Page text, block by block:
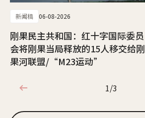
新闻稿 06-08-2026
刚果民主共和国：红十字国际委员
会将刚果当局释放的15人移交给刚
果河联盟/“M23运动”
1/3
1/3